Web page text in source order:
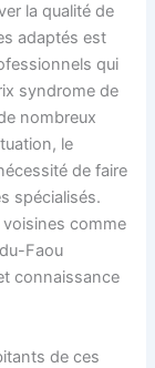
la qualité de
adaptés est
qui
syndrome de
nombreux
le
de faire
spécialisés.
comme
Faou
connaissance
de ces